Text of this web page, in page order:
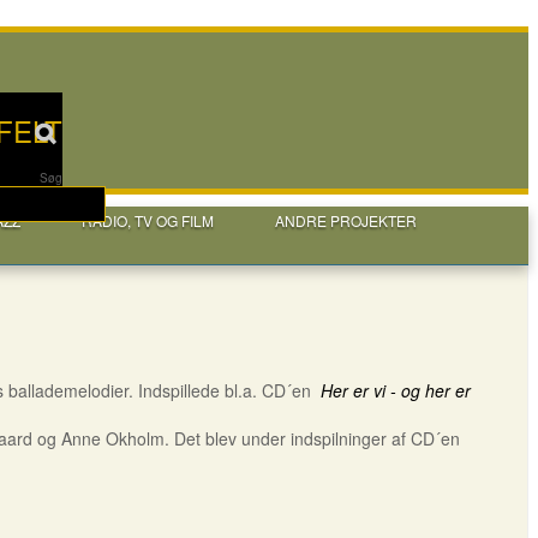
Søg
RADIO, TV OG FILM
ANDRE PROJEKTER
Indspillede bl.a. CD´en Her er vi - og her er
og Anne Okholm. Det blev under indspilninger af CD´en